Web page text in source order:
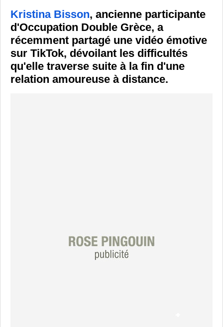
Kristina Bisson, ancienne participante
d'Occupation Double Grèce, a
récemment partagé une vidéo émotive
sur TikTok, dévoilant les difficultés
qu'elle traverse suite à la fin d'une
relation amoureuse à distance.